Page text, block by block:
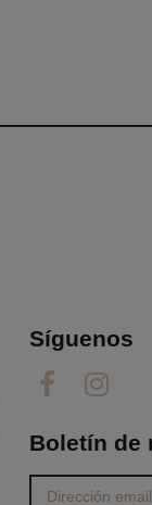
Síguenos
Boletín de